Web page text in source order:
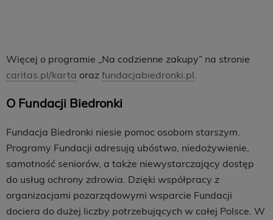
Więcej o programie „Na codzienne zakupy” na stronie
caritas.pl/karta oraz fundacjabiedronki.pl.
O Fundacji Biedronki
Fundacja Biedronki niesie pomoc osobom starszym.
Programy Fundacji adresują ubóstwo, niedożywienie,
samotność seniorów, a także niewystarczający dostęp
do usług ochrony zdrowia. Dzięki współpracy z
organizacjami pozarządowymi wsparcie Fundacji
dociera do dużej liczby potrzebujących w całej Polsce. W